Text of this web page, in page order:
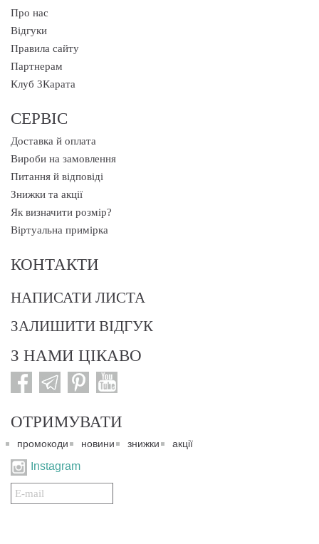
Про нас
Відгуки
Правила сайту
Партнерам
Клуб 3Карата
СЕРВІС
Доставка й оплата
Вироби на замовлення
Питання й відповіді
Знижки та акції
Як визначити розмір?
Віртуальна примірка
КОНТАКТИ
НАПИСАТИ ЛИСТА
ЗАЛИШИТИ ВІДГУК
З НАМИ ЦІКАВО
ОТРИМУВАТИ
промокоди новини знижки акції
Instagram
Подписаться
на